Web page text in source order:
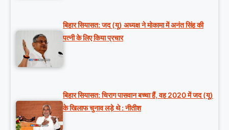
बिहार सियासत: जद (यू) अध्यक्ष ने मोकामा में अनंत सिंह की
पत्नी के लिए किया प्रचार
बिहार सियासत: चिराग पासवान बच्चा हैं, वह 2020 में जद (यू)
के खिलाफ चुनाव लड़े थे : नीतीश